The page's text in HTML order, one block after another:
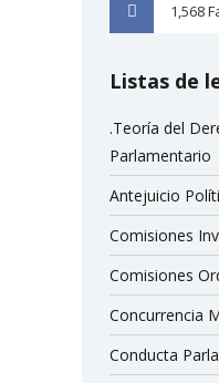
1,568
Listas de
.Teoría del
Parlamentario
Antejuicio
Comisiones
Comisiones
Concurrencia
Conducta